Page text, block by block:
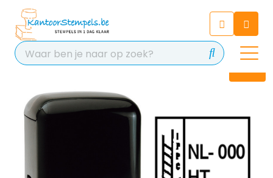
Chat 24/7 met onze chatbot
voor hulp
Contact